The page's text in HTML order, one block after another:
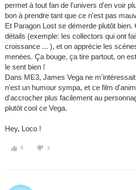
permet à tout fan de l'univers d'en voir
bon à prendre tant que ce n'est pas
Et Paragon Lost se démerde plutôt bien.
détails (exemple: les collectors qui ont
croissance ... ), et on apprécie les
menées. Ça bouge, ça tire partout, on
le sent bien !
Dans ME3, James Vega ne
n'est un humour sympa, et ce film
d'accrocher plus facilement au
plutôt cool ce Vega.
Hey, Loco !
5 3